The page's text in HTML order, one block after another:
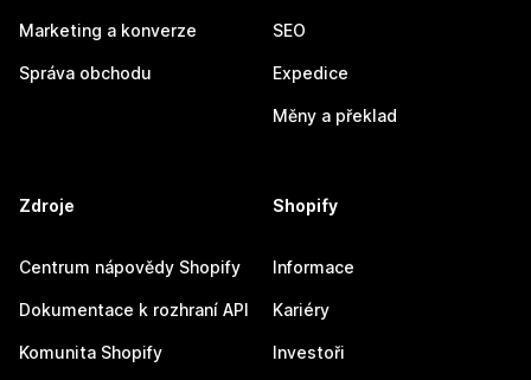
Marketing a konverze
Správa obchodu
SEO
Expedice
Měny a překlad
Zdroje
Centrum nápovědy Shopify
Dokumentace k rozhraní API
Komunita Shopify
Shopify
Informace
Kariéry
Investoři